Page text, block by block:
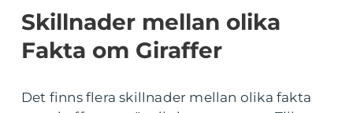
Skillnader mellan olika
Fakta om Giraffer
Det finns flera skillnader mellan olika fakta